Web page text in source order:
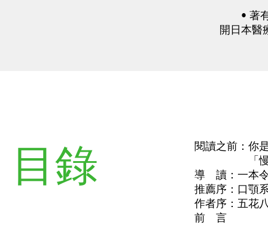
• 著有
開日本醫
目錄
閱讀之前：你
「慢性上
導 讀：一本
推薦序：口顎
作者序：五花
前 言